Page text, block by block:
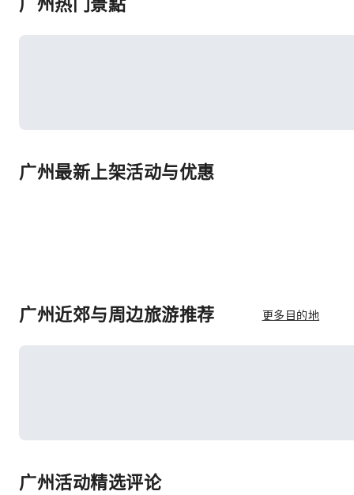
广州热门景點
广州最新上架活动与优惠
广州近郊与周边旅游推荐 更多目的地
广州活动精选评论